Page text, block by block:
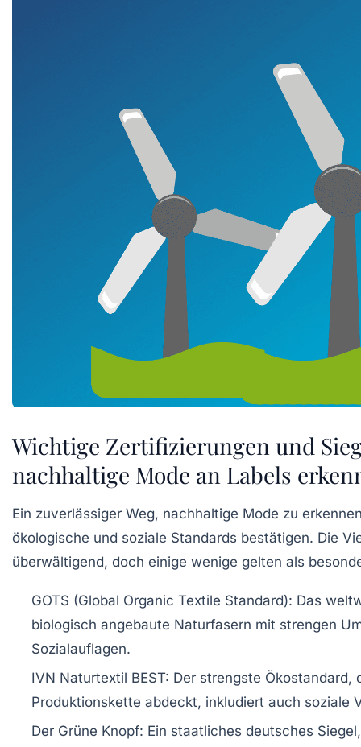
Wichtige Zertifizierungen und
nachhaltige Mode an Labels
Ein zuverlässiger Weg, nachhaltige Mode zu
ökologische und soziale Standards bestätigen. Die
überwältigend, doch einige wenige gelten als
GOTS (Global Organic Textile Standard): Das
biologisch angebaute Naturfasern mit strengen
Sozialauflagen.
IVN Naturtextil BEST: Der strengste Ökostandard,
Produktionskette abdeckt, inkludiert auch soziale
Der Grüne Knopf: Ein staatliches deutsches